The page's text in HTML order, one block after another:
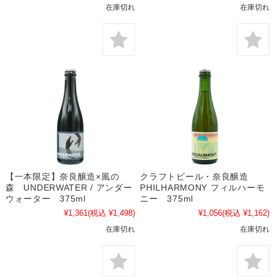
在庫切れ 在庫切れ
【一本限定】奈良醸造×風の
森 UNDERWATER / アンダー
ウォーター 375ml
¥1,361(税込 ¥1,498)
在庫切れ
クラフトビール・奈良醸造
PHILHARMONY フィルハーモ
ニー 375ml
¥1,056(税込 ¥1,162)
在庫切れ